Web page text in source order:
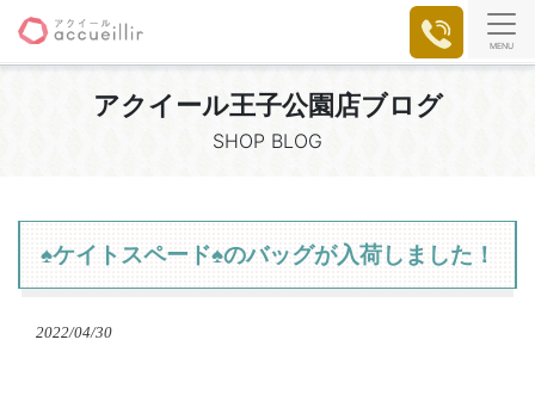
MENU
アクイール王子公園店ブログ
SHOP BLOG
♠ケイトスペード♠のバッグが入荷しました！
2022/04/30